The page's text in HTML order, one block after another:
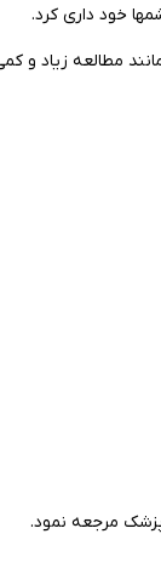
خود داری کرد.
مطالعه زیاد و